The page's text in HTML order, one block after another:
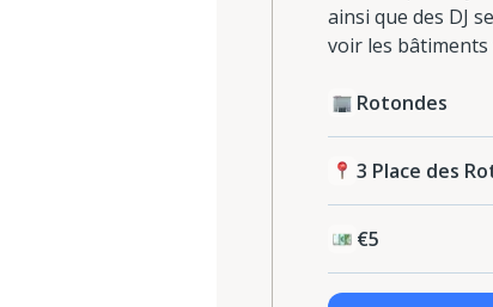
ainsi que des DJ
voir les bâtiments
Rotondes
3 Place des
€5